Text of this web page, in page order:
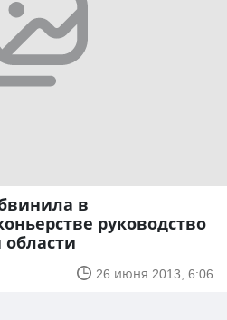
в
руководство
26 июня 2013, 6:06